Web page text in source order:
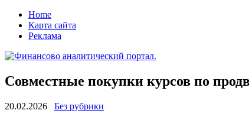
Home
Карта сайта
Реклама
Совместные покупки курсов по
20.02.2026
Без рубрики